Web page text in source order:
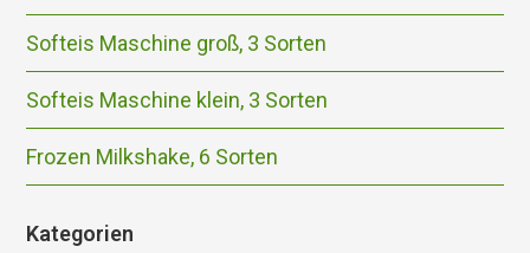
Softeis Maschine groß, 3 Sorten
Softeis Maschine klein, 3 Sorten
Frozen Milkshake, 6 Sorten
Kategorien